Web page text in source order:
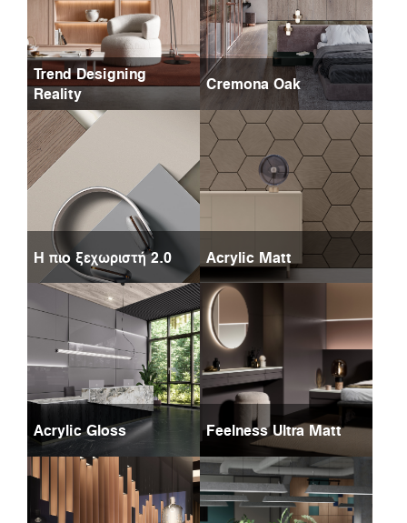
Trend Designing
Reality
Cremona Oak
Η πιο ξεχωριστή 2.0 Acrylic Matt
Acrylic Gloss Feelness Ultra Matt